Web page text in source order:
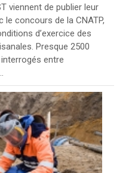
viennent de publier leur
le concours de la CNATP,
d’exercice des
Presque 2500
entre